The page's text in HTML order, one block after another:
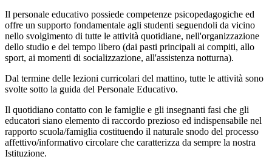
Il personale educativo possiede competenze psicopedagogiche ed
offre un supporto fondamentale agli studenti seguendoli da vicino
nello svolgimento di tutte le attività quotidiane, nell'organizzazione
dello studio e del tempo libero (dai pasti principali ai compiti, allo
sport, ai momenti di socializzazione, all'assistenza notturna).
Dal termine delle lezioni curricolari del mattino, tutte le attività sono
svolte sotto la guida del Personale Educativo.
Il quotidiano contatto con le famiglie e gli insegnanti fasi che gli
educatori siano elemento di raccordo prezioso ed indispensabile nel
rapporto scuola/famiglia costituendo il naturale snodo del processo
affettivo/informativo circolare che caratterizza da sempre la nostra
Istituzione.